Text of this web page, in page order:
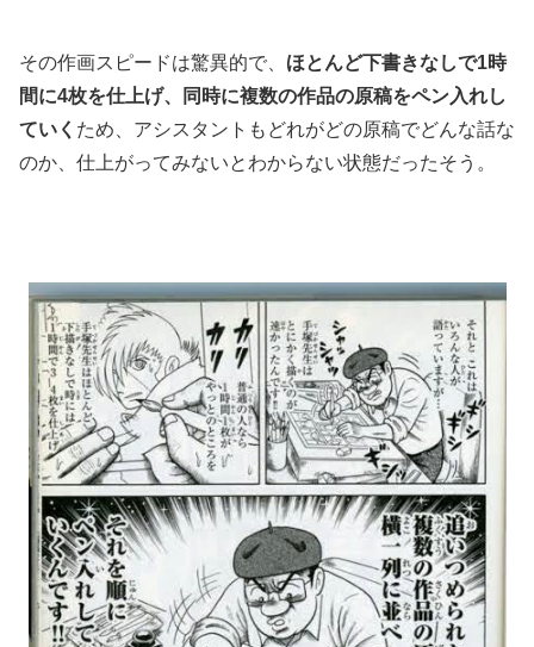
その作画スピードは驚異的で、 ほとんど下書きなしで1時
間に4枚を仕上げ、同時に複数の作品の原稿をペン入れし
ていく ため、アシスタントもどれがどの原稿でどんな話な
のか、仕上がってみないとわからない状態だったそう。